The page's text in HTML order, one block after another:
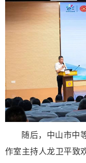
随后，中山市中
作室主持人龙卫平致